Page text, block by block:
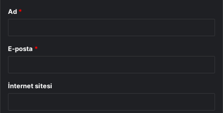
Ad *
E-posta *
İnternet sitesi